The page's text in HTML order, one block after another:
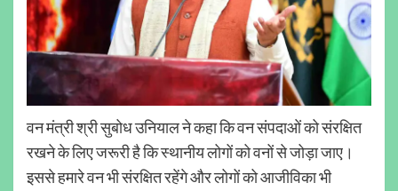
वन मंत्री श्री सुबोध उनियाल ने कहा कि वन संपदाओं को संरक्षित
रखने के लिए जरूरी है कि स्थानीय लोगों को वनों से जोड़ा जाए।
इससे हमारे वन भी संरक्षित रहेंगे और लोगों को आजीविका भी